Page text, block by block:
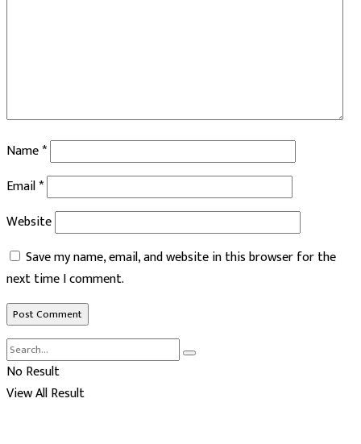
Name*
Email*
Website
Save my name, email, and website in this browser for the
next time I comment.
No Result
View All Result